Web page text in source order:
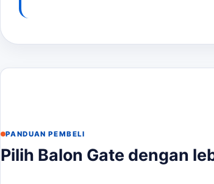
Checklist Sebelum Memesan
Dengan semua informasi ini, Anda dapat
untuk Anda mewujudkan event yang
PANDUAN PEMBELI
Pilih Balon Gate dengan